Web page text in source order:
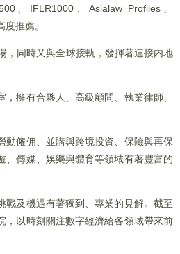
IFLR1000、Asialaw Profiles、
推薦。
，同時又與全球接軌，發揮著連接内地
擁有合夥人、高級顧問、執業律師、
動僱佣、並購與跨境投資、保險與再保
、傳媒、娛樂與體育等領域有著豐富的
戰及機遇有著獨到、專業的見解。截至
，以時刻關注數字經濟給各領域帶來前